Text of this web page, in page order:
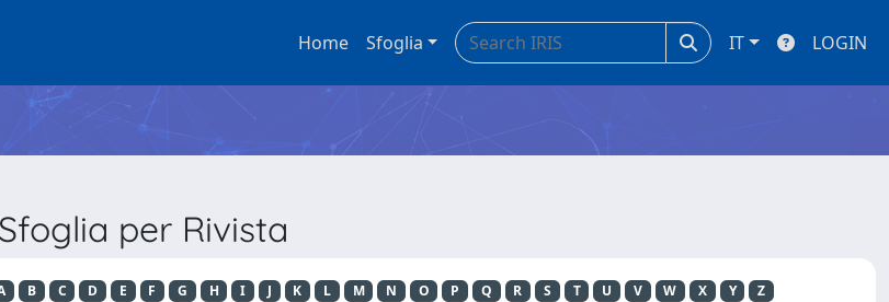
Home Sfoglia IT LOGIN
Sfoglia per Rivista
B C D E F G H I J K L M N O P Q R S T U V W X Y Z